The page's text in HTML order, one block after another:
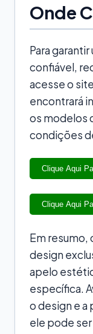
Onde
Para
confiável,
acesse o
encontrará
os modelos
condições
Clique Aqui
Clique Aqui
Em resumo,
design
apelo
específica.
o design e
ele pode